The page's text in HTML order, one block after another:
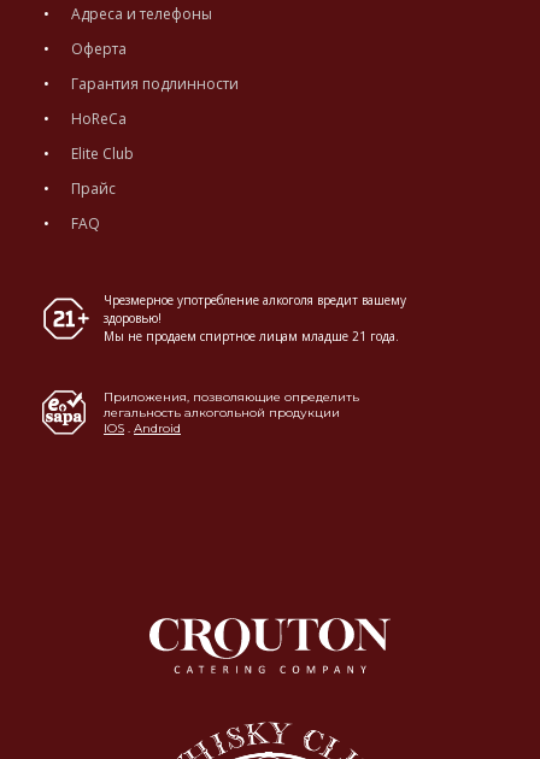
Адреса и телефоны
Оферта
Гарантия подлинности
HoReCa
Elite Club
Прайс
FAQ
Чрезмерное употребление алкоголя вредит вашему
здоровью!
Мы не продаем спиртное лицам младше 21 года.
Приложения, позволяющие определить
легальность алкогольной продукции
IOS . Android